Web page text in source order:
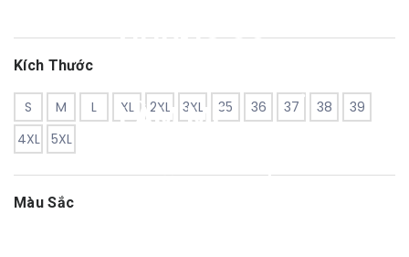
Kích Thước
S M L XL 2XL 3XL 35 36 37 38
39
4XL
5XL
Màu Sắc
NHỮNG CÔ
LÀM MẸ
PHẨM THỜI